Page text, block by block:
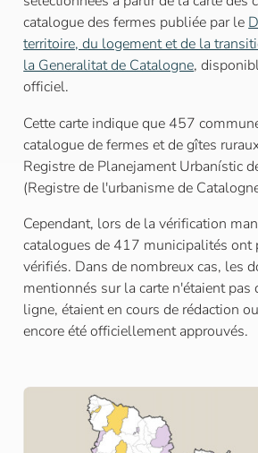
catalogue des fermes publiée par le
territoire, du logement et de la
la Generalitat de Catalogne,
officiel.
Cette carte indique que 457
catalogue de fermes et de gîtes
Registre de Planejament Urbanístic
(Registre de l'urbanisme de
Cependant, lors de la vérification
catalogues de 417 municipalités ont
vérifiés. Dans de nombreux cas, les
mentionnés sur la carte n'étaient pas
ligne, étaient en cours de rédaction
encore été officiellement approuvés.